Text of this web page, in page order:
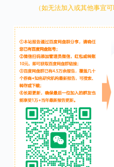
（如无法加入或其他事宜